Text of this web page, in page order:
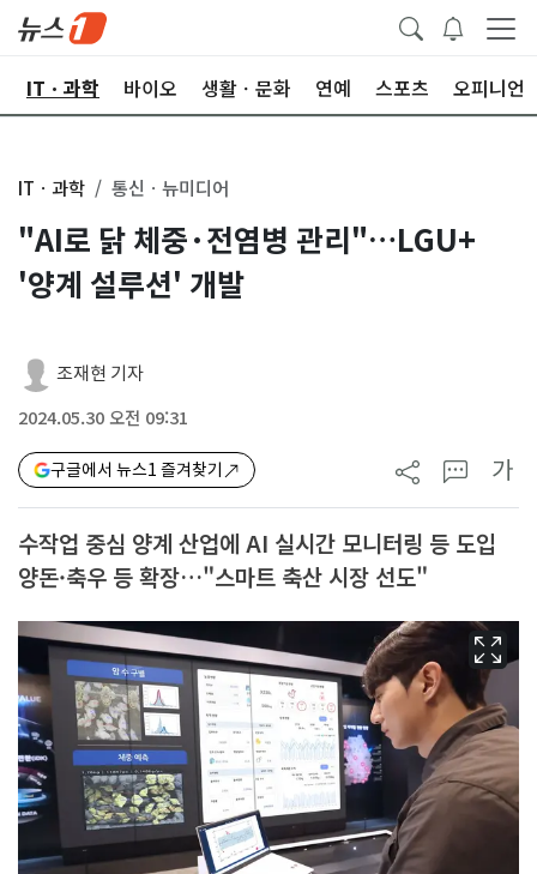
ITㆍ과학 바이오 생활ㆍ문화 연예 스포츠 오피니언
ITㆍ과학 통신ㆍ뉴미디어
"AI로 닭 체중·전염병 관리"…LGU+
'양계 설루션' 개발
조재현 기자
2024.05.30 오전 09:31
구글에서 뉴스1 즐겨찾기 가
수작업 중심 양계 산업에 AI 실시간 모니터링 등 도입
양돈·축우 등 확장…"스마트 축산 시장 선도"